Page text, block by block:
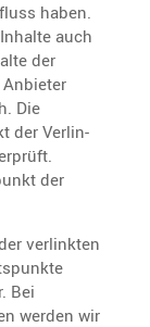
haben.
auch
der
Die
der Verlin­
der
verlinkten
Bei
werden wir